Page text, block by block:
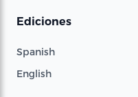
Ediciones
Spanish
English